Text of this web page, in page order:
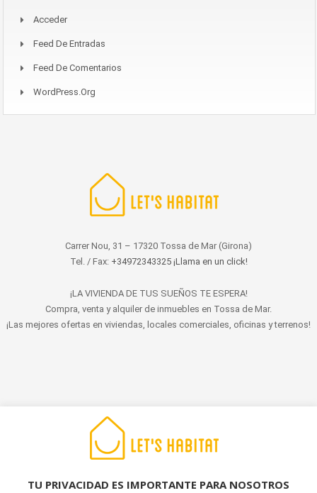
Acceder
Feed De Entradas
Feed De Comentarios
WordPress.org
Carrer Nou, 31 – 17320 Tossa de Mar (Girona)
Tel. / Fax: +34972343325 ¡Llama en un click!
¡LA VIVIENDA DE TUS SUEÑOS TE ESPERA!
Compra, venta y alquiler de inmuebles en Tossa de Mar.
¡Las mejores ofertas en viviendas, locales comerciales, oficinas y terrenos!
© 2022 LET'S HABITAT - INMOBILIARIA. Todos los derechos reservados.
TU PRIVACIDAD ES IMPORTANTE PARA NOSOTROS